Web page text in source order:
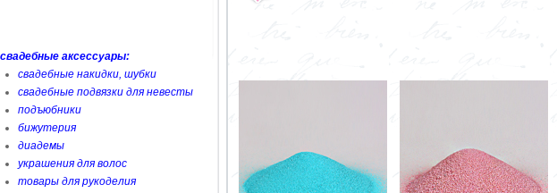
свадебные аксессуары:
свадебные накидки, шубки
свадебные подвязки для невесты
подъюбники
бижутерия
диадемы
украшения для волос
товары для рукоделия